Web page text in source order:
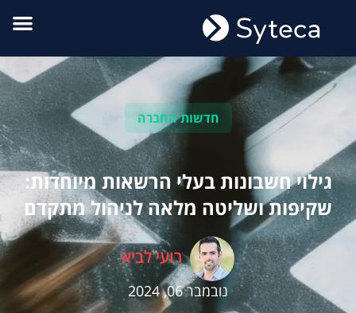
חדשות החברה
גילוי חשבונות בעלי הרשאות מיוחדות:
שקיפות ושליטה מלאה לניהול מתקדם
רועי לביא
נובמבר 06, 2024